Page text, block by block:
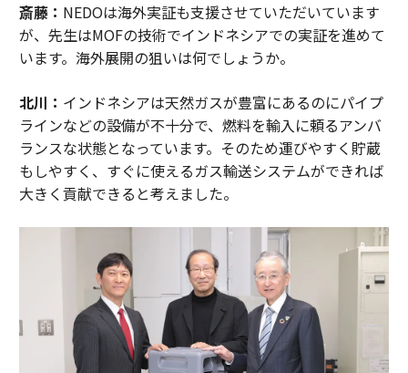
斎藤： NEDOは海外実証も支援させていただいています
が、先生はMOFの技術でインドネシアでの実証を進めて
います。海外展開の狙いは何でしょうか。
北川： インドネシアは天然ガスが豊富にあるのにパイプ
ラインなどの設備が不十分で、燃料を輸入に頼るアンバ
ランスな状態となっています。そのため運びやすく貯蔵
もしやすく、すぐに使えるガス輸送システムができれば
大きく貢献できると考えました。